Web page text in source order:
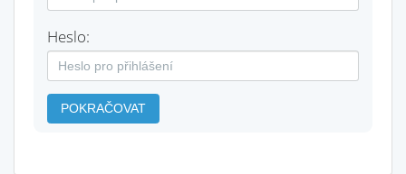
Heslo:
POKRAČOVAT